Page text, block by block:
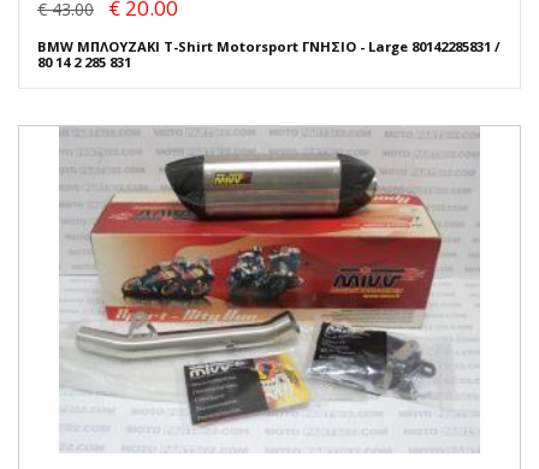
€ 43.00 € 20.00
BMW ΜΠΛΟΥΖΑΚΙ T-Shirt Motorsport ΓΝΗΣΙΟ - Large 80142285831 /
80 14 2 285 831